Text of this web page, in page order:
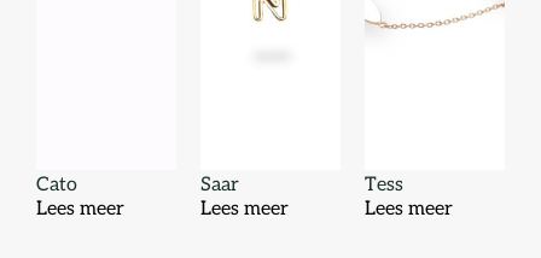
Cato
Lees meer
Saar
Lees meer
Tess
Lees meer